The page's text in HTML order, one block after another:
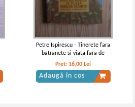
Petre Ispirescu - Tinerete fara
batranete si viata fara de
moarte
Pret: 16,00 Lei
Adaugă în coș